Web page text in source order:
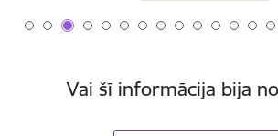
Vai šī informācija bija